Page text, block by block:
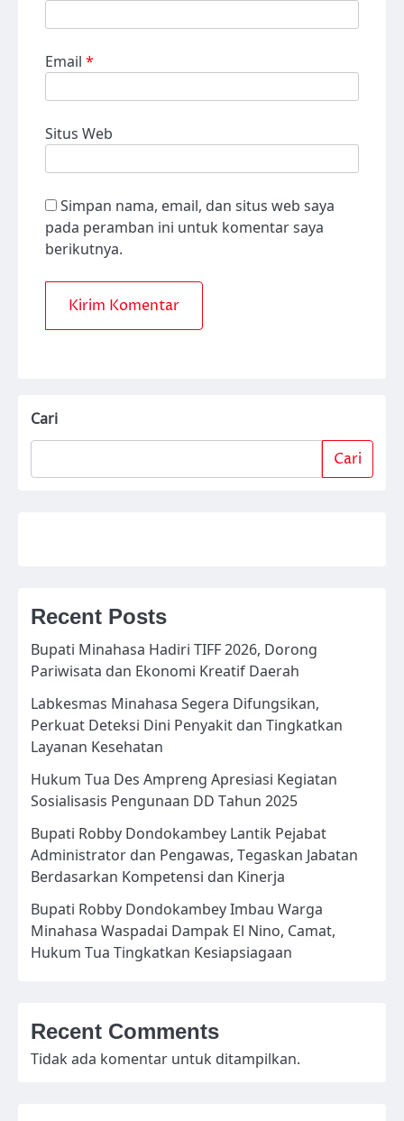
Email *
Situs Web
Simpan nama, email, dan situs web saya
pada peramban ini untuk komentar saya
berikutnya.
Cari
Cari
Recent Posts
Bupati Minahasa Hadiri TIFF 2026, Dorong
Pariwisata dan Ekonomi Kreatif Daerah
Labkesmas Minahasa Segera Difungsikan,
Perkuat Deteksi Dini Penyakit dan Tingkatkan
Layanan Kesehatan
Hukum Tua Des Ampreng Apresiasi Kegiatan
Sosialisasis Pengunaan DD Tahun 2025
Bupati Robby Dondokambey Lantik Pejabat
Administrator dan Pengawas, Tegaskan Jabatan
Berdasarkan Kompetensi dan Kinerja
Bupati Robby Dondokambey Imbau Warga
Minahasa Waspadai Dampak El Nino, Camat,
Hukum Tua Tingkatkan Kesiapsiagaan
Recent Comments
Tidak ada komentar untuk ditampilkan.